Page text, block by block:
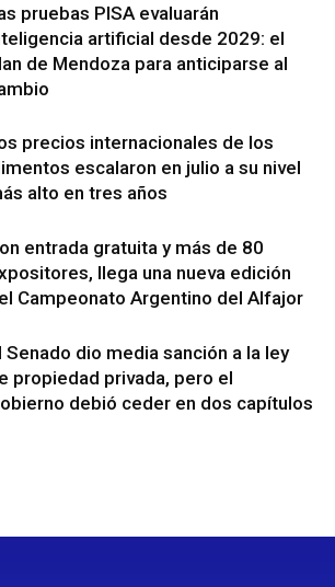
pruebas PISA evaluarán
artificial desde 2029: el
de Mendoza para anticiparse al
precios internacionales de los
escalaron en julio a su nivel
alto en tres años
entrada gratuita y más de 80
llega una nueva edición
Campeonato Argentino del Alfajor
Senado dio media sanción a la ley
propiedad privada, pero el
debió ceder en dos capítulos